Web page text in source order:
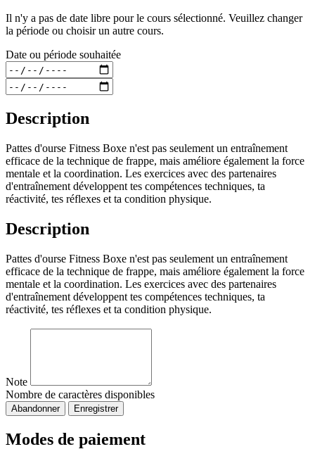
Il n'y a pas de date libre pour le cours sélectionné. Veuillez changer
la période ou choisir un autre cours.
Date ou période souhaitée
Description
Pattes d'ourse Fitness Boxe n'est pas seulement un entraînement
efficace de la technique de frappe, mais améliore également la force
mentale et la coordination. Les exercices avec des partenaires
d'entraînement développent tes compétences techniques, ta
réactivité, tes réflexes et ta condition physique.
Description
Pattes d'ourse Fitness Boxe n'est pas seulement un entraînement
efficace de la technique de frappe, mais améliore également la force
mentale et la coordination. Les exercices avec des partenaires
d'entraînement développent tes compétences techniques, ta
réactivité, tes réflexes et ta condition physique.
Note
Nombre de caractères disponibles
Abandonner Enregistrer
Modes de paiement